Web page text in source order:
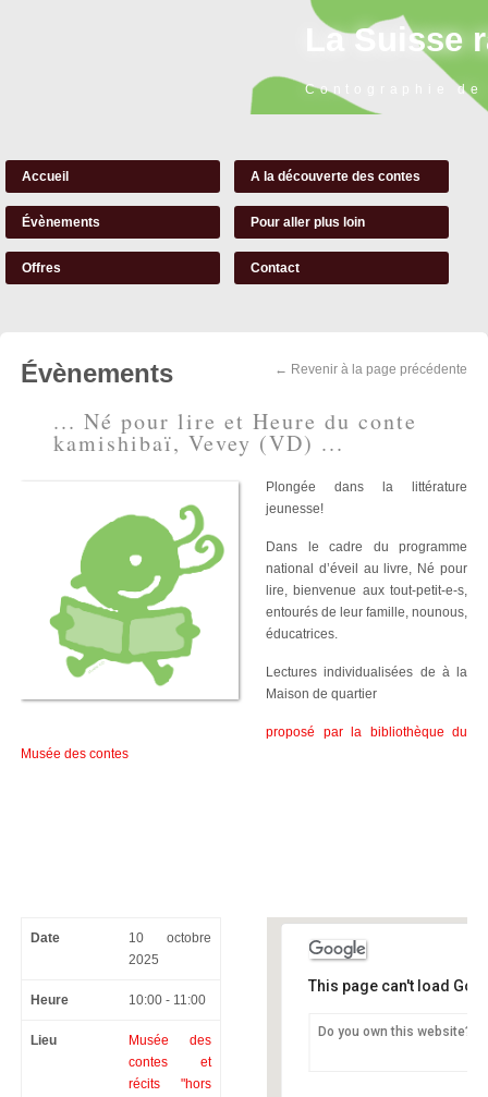
La Suisse
Contographie
Accueil A la découverte des contes
Évènements Pour aller plus loin
Offres Contact
← Revenir à la page précédente
Évènements
... Né pour lire et Heure du conte
kamishibaï, Vevey (VD) ...
Plongée dans la littérature
jeunesse!
Dans le cadre du programme
national d’éveil au livre, Né pour
lire, bienvenue aux tout-petit-e-s,
entourés de leur famille, nounous,
éducatrices.
Lectures individualisées de à la
Maison de quartier
proposé par la bibliothèque du
Musée des contes
Date
10 octobre
2025
Heure 10:00 - 11:00
Lieu
Musée des
contes et
récits "hors
This page can't load
Do you own this website?